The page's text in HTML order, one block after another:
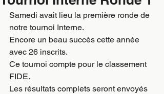
Samedi avait lieu la première ronde de
notre tournoi Interne.
Encore un beau succès cette année
avec 26 inscrits.
Ce tournoi compte pour le classement
FIDE.
Les résultats complets seront envoyés